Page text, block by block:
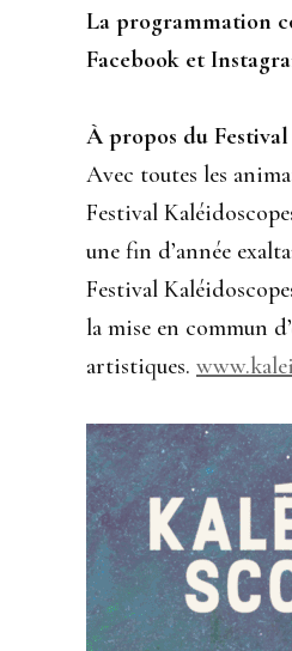
La programmation
Facebook et
À propos du
Avec toutes les
Festival
une fin d’année
Festival
la mise en commun
artistiques.